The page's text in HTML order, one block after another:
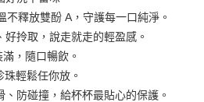
大哥大用戶可立即使用無須另外申請。
，訂單成立後會自動跳轉到大哥付的交易
期的期數、繳款截止日，確認付款後即完
金額請依後續交易確認頁面所載為準。
認交易或遇審核未通過，訂單將自動取
免運
不釋放雙酚 A，守護每一口純淨。
拎取，說走就走的輕盈感。
，隨口暢飲。
輕鬆任你放。
防碰撞，給杯杯最貼心的保護。